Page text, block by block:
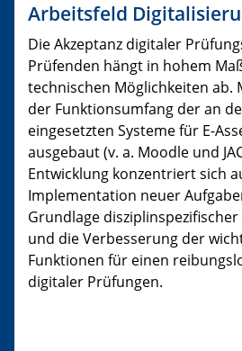
Arbeitsfeld
Die Akzeptanz digitaler
Prüfenden hängt in hohem
technischen Möglichkeiten ab.
der Funktionsumfang der an
eingesetzten Systeme für E-
ausgebaut (v. a. Moodle und
Entwicklung konzentriert sich
Implementation neuer
Grundlage
und die Verbesserung der
Funktionen für einen
digitaler Prüfungen.